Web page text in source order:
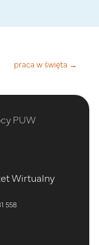
praca w święta →
PUW
Wirtualny
558